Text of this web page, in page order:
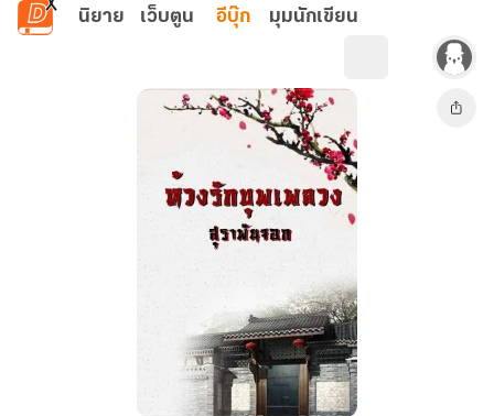
ข้ามไปยังเนื้อหาหลัก
นิยาย เว็บตูน อีบุ๊ก มุมนักเขียน